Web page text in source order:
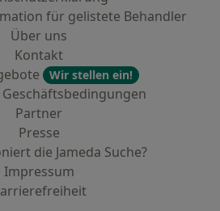
für gelistete Behandler
Über uns
Kontakt
Wir stellen ein!
Partner
Presse
die Jameda Suche?
Impressum